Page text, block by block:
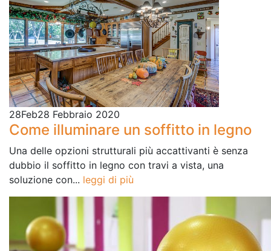
28Feb28 Febbraio 2020
Come illuminare un soffitto in legno
Una delle opzioni strutturali più accattivanti è senza
dubbio il soffitto in legno con travi a vista, una
soluzione con... leggi di più